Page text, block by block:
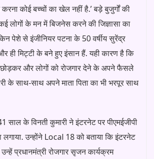
कोई बच्चों का खेल नहीं है.’ बड़े बुजुर्गों की
लोगों के मन में बिजनेस करने की जिज्ञासा का
पेशे से इंजीनियर पटना के 50 वर्षीय सुरेंद्र
ही मिट्टी के बने हुए इंसान हैं. यही कारण है कि
और लोगों को रोजगार देने के अपने फैसले
के साथ-साथ अपने माता पिता का भी भरपूर साथ
साल के विनती कुमारी ने इंटरनेट पर पीएमईजीपी
लगाया. उन्होंने Local 18 को बताया कि इंटरनेट
प्रधानमंत्री रोजगार सृजन कार्यक्रम